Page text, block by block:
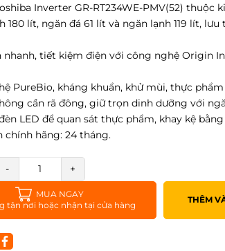
Inverter GR-RT234WE-PMV(52) thuộc
180 lít, ngăn đá 61 lít và ngăn lạnh 119 lít,
nhanh, tiết kiệm điện với công nghệ Origin
PureBio, kháng khuẩn, khử mùi, thực
cần rã đông, giữ trọn dinh dưỡng với
LED để quan sát thực phẩm, khay kệ
chính hãng: 24 tháng.
- +
MUA NGAY
tận nơi hoặc nhận tại cửa hàng
THÊM